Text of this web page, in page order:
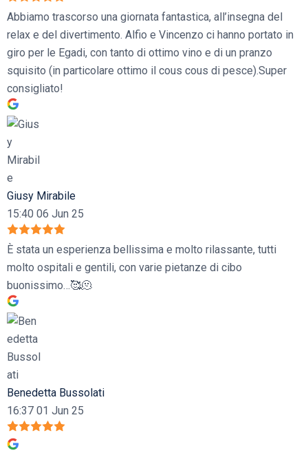
Abbiamo trascorso una giornata fantastica, all’insegna del
relax e del divertimento. Alfio e Vincenzo ci hanno portato in
giro per le Egadi, con tanto di ottimo vino e di un pranzo
squisito (in particolare ottimo il cous cous di pesce).Super
consigliato!
Giusy Mirabile
15:40 06 Jun 25
È stata un esperienza bellissima e molto rilassante, tutti
molto ospitali e gentili, con varie pietanze di cibo
buonissimo…🥰🫠
Benedetta Bussolati
16:37 01 Jun 25